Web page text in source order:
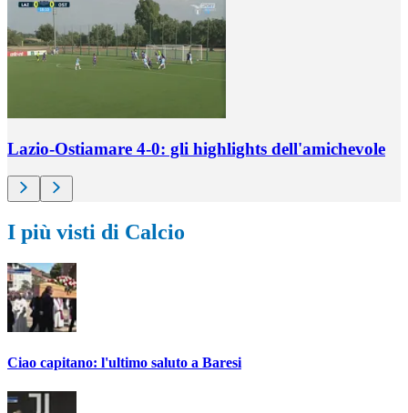
Lazio-Ostiamare 4-0: gli highlights dell'amichevole
I più visti di Calcio
Ciao capitano: l'ultimo saluto a Baresi